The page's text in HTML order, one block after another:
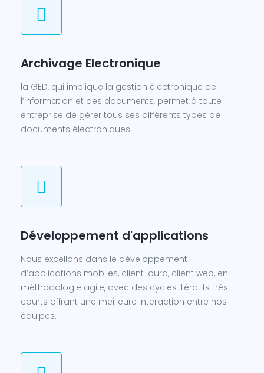
Archivage Electronique
la GED, qui implique la gestion électronique de
l’information et des documents, permet à toute
entreprise de gérer tous ses différents types de
documents électroniques.
Développement d'applications
Nous excellons dans le développement
d’applications mobiles, client lourd, client web, en
méthodologie agile, avec des cycles itératifs très
courts offrant une meilleure interaction entre nos
équipes.